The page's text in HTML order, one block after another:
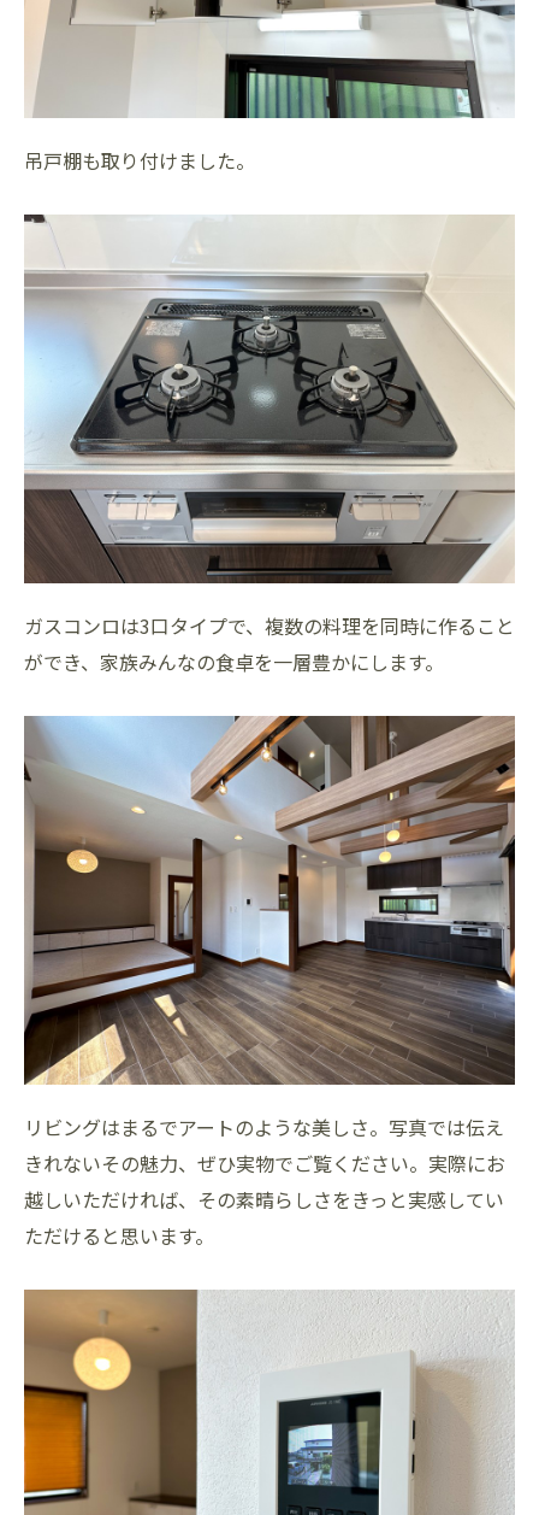
吊戸棚も取り付けました。
ガスコンロは3口タイプで、複数の料理を同時に作ること
ができ、家族みんなの食卓を一層豊かにします。
リビングはまるでアートのような美しさ。写真では伝え
きれないその魅力、ぜひ実物でご覧ください。実際にお
越しいただければ、その素晴らしさをきっと実感してい
ただけると思います。